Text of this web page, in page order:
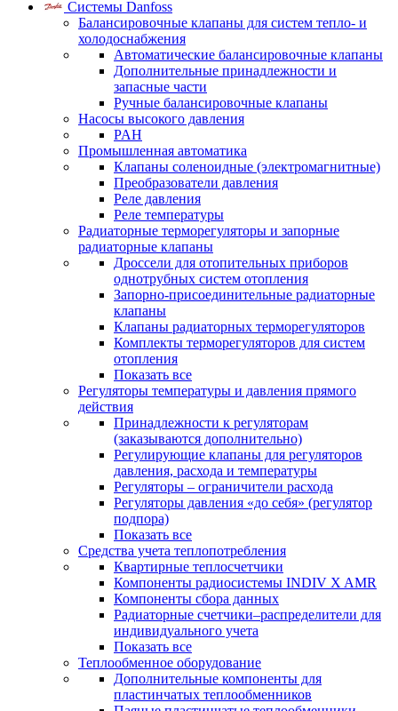
Системы Danfoss
Балансировочные клапаны для систем тепло- и
холодоснабжения
Автоматические балансировочные клапаны
Дополнительные принадлежности и
запасные части
Ручные балансировочные клапаны
Насосы высокого давления
PAH
Промышленная автоматика
Клапаны соленоидные (электромагнитные)
Преобразователи давления
Реле давления
Реле температуры
Радиаторные терморегуляторы и запорные
радиаторные клапаны
Дроссели для отопительных приборов
однотрубных систем отопления
Запорно-присоединительные радиаторные
клапаны
Клапаны радиаторных терморегуляторов
Комплекты терморегуляторов для систем
отопления
Показать все
Регуляторы температуры и давления прямого
действия
Принадлежности к регуляторам
(заказываются дополнительно)
Регулирующие клапаны для регуляторов
давления, расхода и температуры
Регуляторы – ограничители расхода
Регуляторы давления «до себя» (регулятор
подпора)
Показать все
Средства учета теплопотребления
Квартирные теплосчетчики
Компоненты радиосистемы INDIV X AMR
Компоненты сбора данных
Радиаторные счетчики–распределители для
индивидуального учета
Показать все
Теплообменное оборудование
Дополнительные компоненты для
пластинчатых теплообменников